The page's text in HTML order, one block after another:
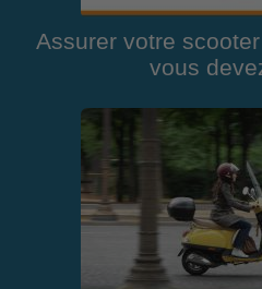
Assurer votre
vous